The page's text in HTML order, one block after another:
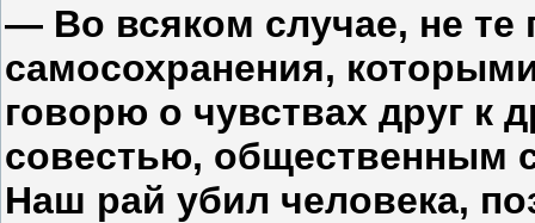
— Во всяком случае, не те
самосохранения,
говорю о чувствах друг к
совестью, общественным
Наш рай убил человека,